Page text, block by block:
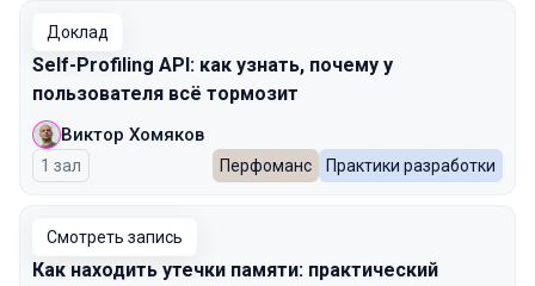
Доклад
Self-Profiling API: как узнать, почему у
пользователя всё тормозит
Виктор Хомяков
1 зал Перфоманс Практики разработки
Смотреть запись
Как находить утечки памяти: практический